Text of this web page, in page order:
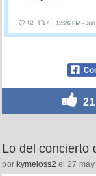
21
Lo del concierto
por kymeloss2 el 27